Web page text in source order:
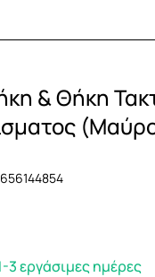
& Θήκη
3 εργάσιμες ημέρες